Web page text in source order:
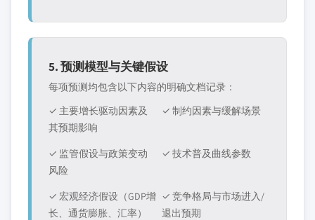
5. 预测模型与关键假设
每项预测均包含以下内容的明确文档记录：
✓ 主要增长驱动因素及
其预期影响
✓ 制约因素与缓解场景
✓ 监管假设与政策变动
风险
✓ 技术普及曲线参数
✓ 宏观经济假设（GDP增
长、通货膨胀、汇率）
✓ 竞争格局与市场进入/
退出预期